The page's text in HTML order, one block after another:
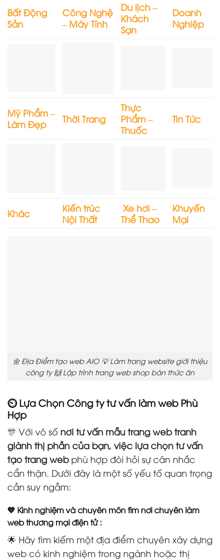
Bất Động
Sản
Công Nghệ
– Máy Tính
Du lịch –
Khách
Sạn
Doanh
Nghiệp
Mỹ Phẩm –
Làm Đẹp
Thời Trang
Thực
Phẩm –
Thuốc
Tin Tức
Khác
Kiến trúc
Nội Thất
Xe hơi –
Thể Thao
Khuyến
Mại
🌼 Địa Điểm tạo web AIO 💡 Làm trang website giới thiệu
công ty 🙌 Lập trình trang web shop bán thức ăn
⏲️ Lựa Chọn Công ty tư vấn làm web Phù
Hợp
🎊 Với vô số nơi tư vấn mẫu trang web tranh
giành thị phần của bạn, việc lựa chọn tư vấn
tạo trang webphù hợp đòi hỏi sự cân nhắc
cẩn thận. Dưới đây là một số yếu tố quan trọng
cần suy ngẫm:
💙 Kinh nghiệm và chuyên môn tìm nơi chuyên làm
web thương mại điện tử :
🌟 Hãy tìm kiếm một địa điểm chuyên xây dựng
web có kinh nghiệm trong ngành hoặc thị